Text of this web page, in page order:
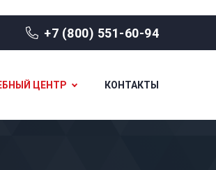
+7 (800) 551-60-94
ЦЕНТР КОНТАКТЫ